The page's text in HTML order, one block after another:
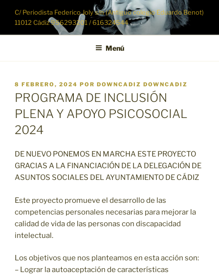
C/ Periodista Federico Joly s/n (Antiguo colegio Eduardo Benot)
11012 Cádiz 956293201 / 616324544
Menú
PUBLICADO
EL
8 FEBRERO, 2024 POR DOWNCADIZ DOWNCADIZ
PROGRAMA DE INCLUSIÓN
PLENA Y APOYO PSICOSOCIAL
2024
DE NUEVO PONEMOS EN MARCHA ESTE PROYECTO
GRACIAS A LA FINANCIACIÓN DE LA DELEGACIÓN DE
ASUNTOS SOCIALES DEL AYUNTAMIENTO DE CÁDIZ
Este proyecto promueve el desarrollo de las
competencias personales necesarias para mejorar la
calidad de vida de las personas con discapacidad
intelectual.
Los objetivos que nos planteamos en esta acción son:
– Lograr la autoaceptación de características